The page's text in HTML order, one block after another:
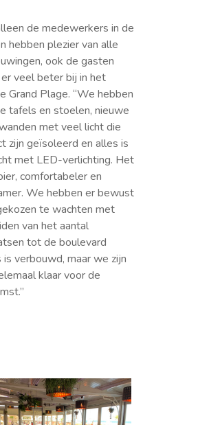
de medewerkers in de
hebben plezier van alle
ook de gasten
veel beter bij in het
Grand Plage. “We hebben
tafels en stoelen, nieuwe
met veel licht die
zijn geïsoleerd en alles is
met LED-verlichting. Het
comfortabeler en
We hebben er bewust
te wachten met
van het aantal
tot de boulevard
is verbouwd, maar we zijn
klaar voor de